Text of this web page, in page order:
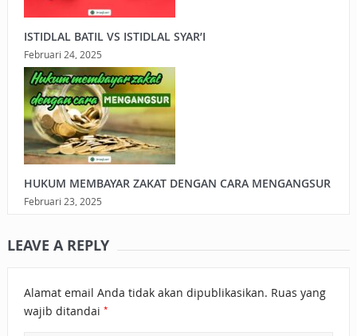
ISTIDLAL BATIL VS ISTIDLAL SYAR’I
Februari 24, 2025
HUKUM MEMBAYAR ZAKAT DENGAN CARA MENGANGSUR
Februari 23, 2025
LEAVE A REPLY
Alamat email Anda tidak akan dipublikasikan. Ruas yang
wajib ditandai *